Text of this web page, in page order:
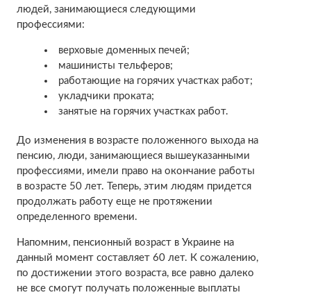
людей, занимающиеся следующими
профессиями:
верховые доменных печей;
машинисты тельферов;
работающие на горячих участках работ;
укладчики проката;
занятые на горячих участках работ.
До изменения в возрасте положенного выхода на
пенсию, люди, занимающиеся вышеуказанными
профессиями, имели право на окончание работы
в возрасте 50 лет. Теперь, этим людям придется
продолжать работу еще не протяжении
определенного времени.
Напомним, пенсионный возраст в Украине на
данный момент составляет 60 лет. К сожалению,
по достижении этого возраста, все равно далеко
не все смогут получать положенные выплаты